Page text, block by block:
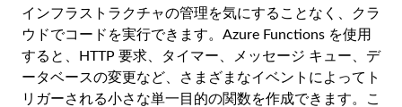
インフラストラクチャの管理を気にすることなく、クラ
ウドでコードを実行できます。Azure Functions を使用
すると、HTTP 要求、タイマー、メッセージ キュー、デ
ータベースの変更など、さまざまなイベントによってト
リガーされる小さな単一目的の関数を作成できます。こ